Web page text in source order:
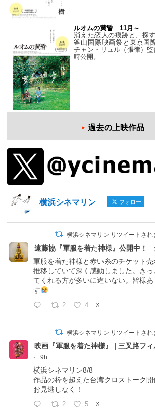
ルオムの黄昏 11月～
消えた恋人の痕跡と、探
釜山国際映画祭と東京国
チャン・リュル（張律）
時公開。
過去の上映作品
横浜シネマリン フォロー
横浜シネマリン リツイートされ
遠藤協『軍服を着た神様』公開中！
軍服を着た神様と赤い糸のチケット
推移していて深く感動しました。き
てくれる方が多いに違いない。皆様
す
2 4 X
横浜シネマリン リツイートされ
映画『軍服を着た神様』 | 三叉路フィ
·
9h
横浜シネマリン8/8
作品の枠を超えた台湾クロストーク開
お見逃しなく！
2 5 X